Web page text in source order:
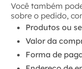
Você também
sobre o pedido,
Produtos ou
Valor da
Forma de